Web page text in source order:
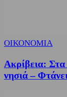
ΟΙΚΟΝΟΜΙΑ
Ακρίβεια:
νησιά –